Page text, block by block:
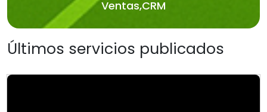
Ventas,CRM
Últimos servicios publicados